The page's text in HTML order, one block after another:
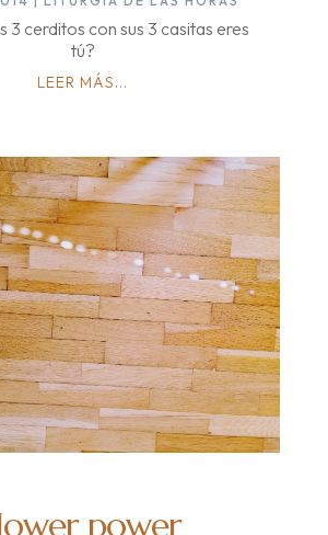
3 cerditos con sus 3 casitas eres
tú?
LEER MÁS...
power